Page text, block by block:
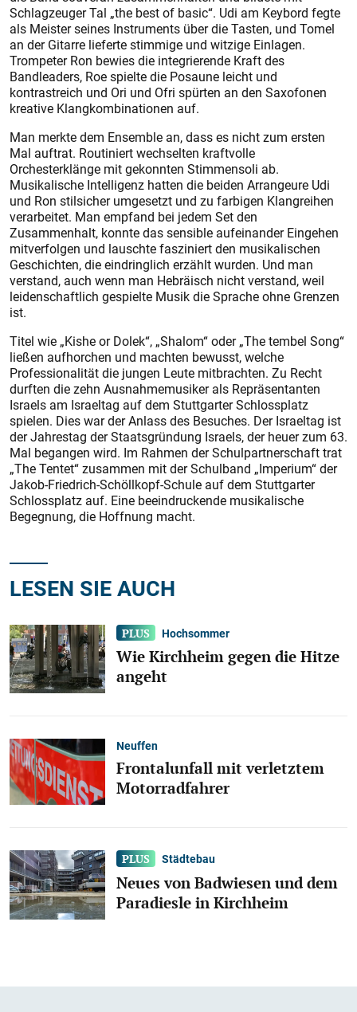
Schlagzeuger Tal „the best of basic“. Udi am Keybord fegte
als Meister seines Instruments über die Tasten, und Tomel
an der Gitarre lieferte stimmige und witzige Einlagen.
Trompeter Ron bewies die integrierende Kraft des
Bandleaders, Roe spielte die Posaune leicht und
kontrastreich und Ori und Ofri spürten an den Saxofonen
kreative Klangkombinationen auf.
Man merkte dem Ensemble an, dass es nicht zum ersten
Mal auftrat. Routiniert wechselten kraftvolle
Orchesterklänge mit gekonnten Stimmensoli ab.
Musikalische Intelligenz hatten die beiden Arrangeure Udi
und Ron stilsicher umgesetzt und zu farbigen Klangreihen
verarbeitet. Man empfand bei jedem Set den
Zusammenhalt, konnte das sensible aufeinander Eingehen
mitverfolgen und lauschte fasziniert den musikalischen
Geschichten, die eindringlich erzählt wurden. Und man
verstand, auch wenn man Hebräisch nicht verstand, weil
leidenschaftlich gespielte Musik die Sprache ohne Grenzen
ist.
Titel wie „Kishe or Dolek“, „Shalom“ oder „The tembel Song“
ließen aufhorchen und machten bewusst, welche
Professionalität die jungen Leute mitbrachten. Zu Recht
durften die zehn Ausnahmemusiker als Repräsentanten
Israels am Israeltag auf dem Stuttgarter Schlossplatz
spielen. Dies war der Anlass des Besuches. Der Israeltag ist
der Jahrestag der Staatsgründung Israels, der heuer zum 63.
Mal begangen wird. Im Rahmen der Schulpartnerschaft trat
„The Tentet“ zusammen mit der Schulband „Imperium“ der
Jakob-Friedrich-Schöllkopf-Schule auf dem Stuttgarter
Schlossplatz auf. Eine beeindruckende musikalische
Begegnung, die Hoffnung macht.
LESEN SIE AUCH
Hochsommer
Wie Kirchheim gegen die Hitze
angeht
Neuffen
Frontalunfall mit verletztem
Motorradfahrer
Städtebau
Neues von Badwiesen und dem
Paradiesle in Kirchheim